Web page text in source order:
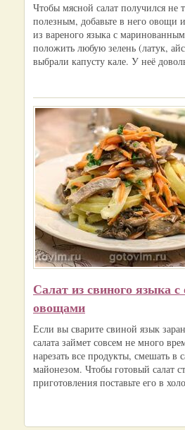
Чтобы мясной салат получился не
полезным, добавьте в него овощи
из вареного языка с
положить любую зелень (латук,
выбрали капусту кале. У неё
Салат из свиного языка
овощами
Если вы сварите свиной язык
салата займет совсем не много
нарезать все продукты, смешать в
майонезом. Чтобы готовый салат
приготовления поставьте его в